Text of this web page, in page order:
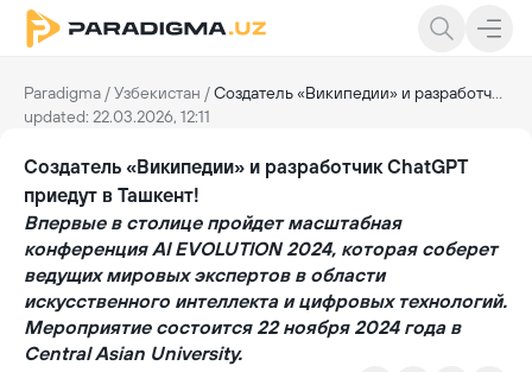
Paradigma /Узбекистан /Создатель «Википедии» и разработчик ChatGPT приедут в Ташкент!
updated: 22.03.2026, 12:11
Создатель «Википедии» и разработчик ChatGPT
приедут в Ташкент!
Впервые в столице пройдет масштабная
конференция AI EVOLUTION 2024, которая соберет
ведущих мировых экспертов в области
искусственного интеллекта и цифровых технологий.
Мероприятие состоится 22 ноября 2024 года в
Central Asian University.